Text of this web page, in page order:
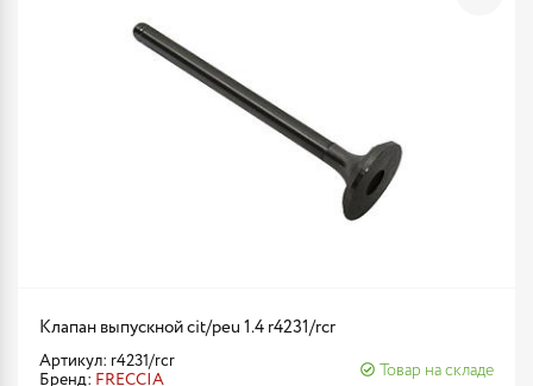
Клапан выпускной cit/peu 1.4 r4231/rcr
Артикул: r4231/rcr
Бренд: FRECCIA
Товар на складе